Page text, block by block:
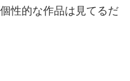
性的な作品は見てるだ